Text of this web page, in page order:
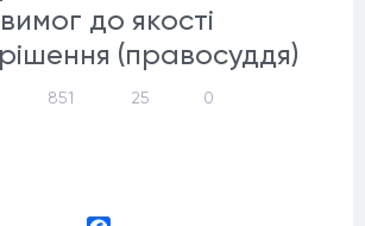
до якості
(правосуддя)
851 25 0